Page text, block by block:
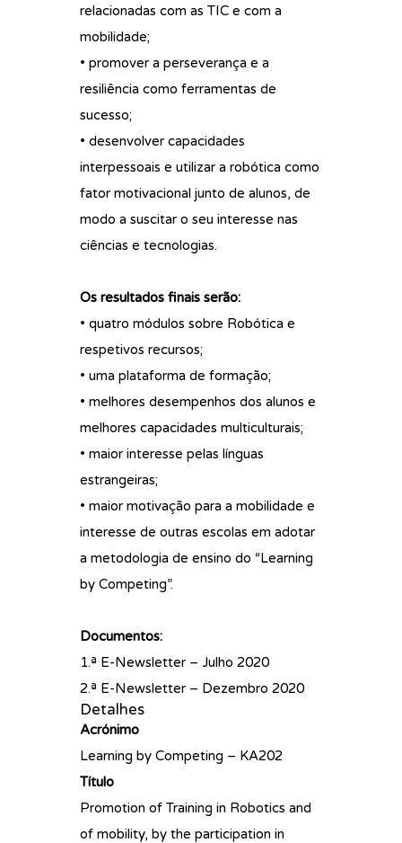
relacionadas com as TIC e com a
mobilidade;
• promover a perseverança e a
resiliência como ferramentas de
sucesso;
• desenvolver capacidades
interpessoais e utilizar a robótica como
fator motivacional junto de alunos, de
modo a suscitar o seu interesse nas
ciências e tecnologias.
Os resultados finais serão:
• quatro módulos sobre Robótica e
respetivos recursos;
• uma plataforma de formação;
• melhores desempenhos dos alunos e
melhores capacidades multiculturais;
• maior interesse pelas línguas
estrangeiras;
• maior motivação para a mobilidade e
interesse de outras escolas em adotar
a metodologia de ensino do “Learning
by Competing”.
Documentos:
1.ª E-Newsletter – Julho 2020
2.ª E-Newsletter – Dezembro 2020
Detalhes
Acrónimo
Learning by Competing – KA202
Título
Promotion of Training in Robotics and
of mobility, by the participation in